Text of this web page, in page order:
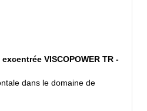
VISCOPOWER TR -
dans le domaine de